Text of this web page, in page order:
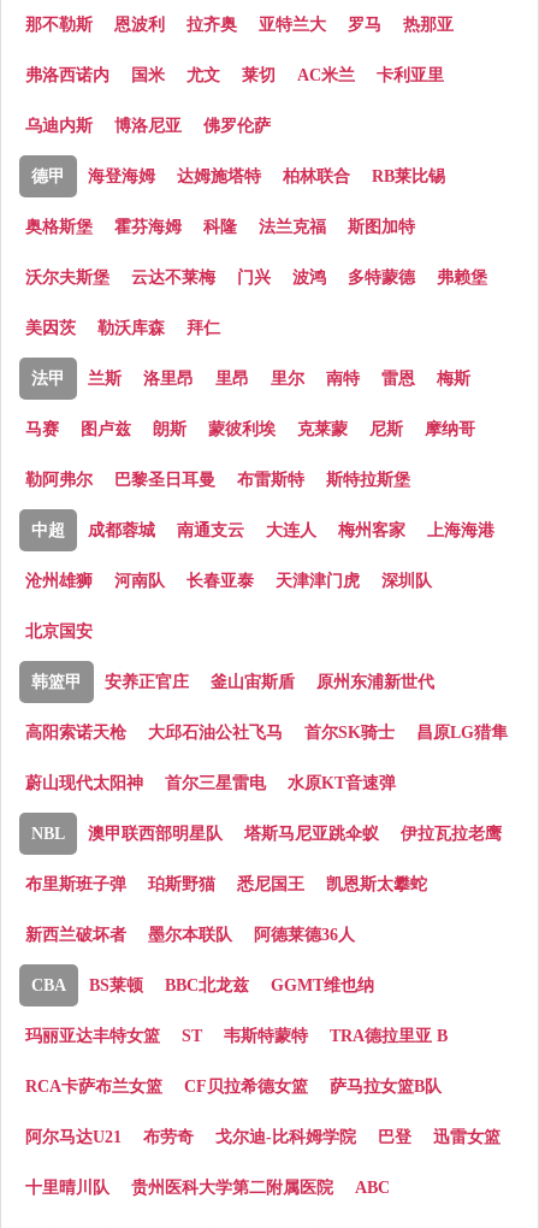
那不勒斯 恩波利 拉齐奥 亚特兰大 罗马 热那亚
弗洛西诺内 国米 尤文 莱切 AC米兰 卡利亚里
乌迪内斯 博洛尼亚 佛罗伦萨
德甲 海登海姆 达姆施塔特 柏林联合 RB莱比锡
奥格斯堡 霍芬海姆 科隆 法兰克福 斯图加特
沃尔夫斯堡 云达不莱梅 门兴 波鸿 多特蒙德 弗赖堡
美因茨 勒沃库森 拜仁
法甲 兰斯 洛里昂 里昂 里尔 南特 雷恩 梅斯
马赛 图卢兹 朗斯 蒙彼利埃 克莱蒙 尼斯 摩纳哥
勒阿弗尔 巴黎圣日耳曼 布雷斯特 斯特拉斯堡
中超 成都蓉城 南通支云 大连人 梅州客家 上海海港
沧州雄狮 河南队 长春亚泰 天津津门虎 深圳队
北京国安
韩篮甲 安养正官庄 釜山宙斯盾 原州东浦新世代
高阳索诺天枪 大邱石油公社飞马 首尔SK骑士 昌原LG猎隼
蔚山现代太阳神 首尔三星雷电 水原KT音速弹
NBL 澳甲联西部明星队 塔斯马尼亚跳伞蚁 伊拉瓦拉老鹰
布里斯班子弹 珀斯野猫 悉尼国王 凯恩斯太攀蛇
新西兰破坏者 墨尔本联队 阿德莱德36人
CBA BS莱顿 BBC北龙兹 GGMT维也纳
玛丽亚达丰特女篮 ST 韦斯特蒙特 TRA德拉里亚 B
RCA卡萨布兰女篮 CF贝拉希德女篮 萨马拉女篮B队
阿尔马达U21 布劳奇 戈尔迪-比科姆学院 巴登 迅雷女篮
十里晴川队 贵州医科大学第二附属医院 ABC